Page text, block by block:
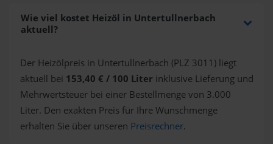
Wie viel kostet Heizöl in Untertullnerbach
aktuell?
Der Heizölpreis in Untertullnerbach (PLZ 3011) liegt
aktuell bei 153,40 € / 100 Liter inklusive Lieferung und
Mehrwertsteuer bei einer Bestellmenge von 3.000
Liter. Den exakten Preis für Ihre Wunschmenge
erhalten Sie über unseren Preisrechner.